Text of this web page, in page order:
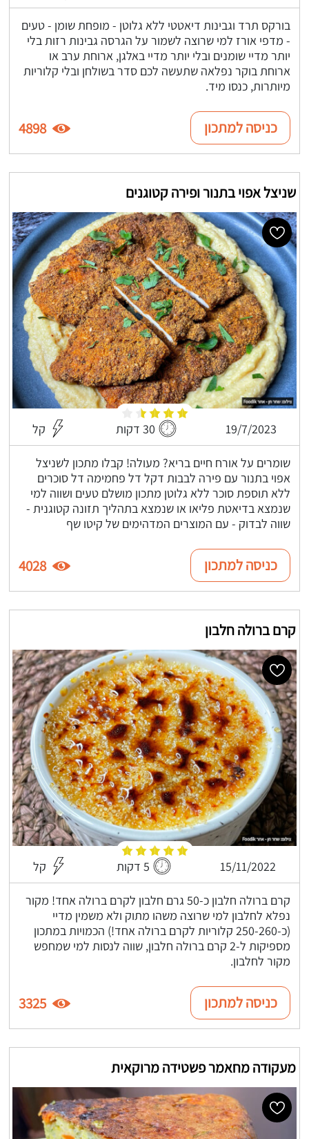
בורקס תרד וגבינות דיאטטי ללא גלוטן - מופחת שומן - טעים
- מדפי אורז למי שרוצה לשמור על הגרסה גבינות רזות בלי
יותר מדיי שומנים ובלי יותר מדיי באלגן, ארוחת ערב או
ארוחת בוקר נפלאה שתעשה לכם סדר בשולחן ובלי קלוריות
מיותרות, כנסו מיד.
כניסה למתכון 4898
שניצל אפוי בתנור ופירה קטוגנים
19/7/2023 30 דקות קל
שומרים על אורח חיים בריא? מעולה! קבלו מתכון לשניצל
אפוי בתנור עם פירה לבבות דקל דל פחמימה דל סוכרים
ללא תוספת סוכר ללא גלוטן מתכון מושלם טעים ושווה למי
שנמצא בדיאטת פליאו או שנמצא בתהליך תזונה קטוגנית -
שווה לבדוק - עם המוצרים המדהימים של קיטו שף
כניסה למתכון 4028
קרם ברולה חלבון
15/11/2022 5 דקות קל
קרם ברולה חלבון כ-50 גרם חלבון לקרם ברולה אחד! מקור
נפלא לחלבון למי שרוצה משהו מתוק ולא משמין מדיי
(כ-250-260 קלוריות לקרם ברולה אחד!) הכמויות במתכון
מספיקות ל-2 קרם ברולה חלבון, שווה לנסות למי שמחפש
מקור לחלבון.
כניסה למתכון 3325
מעקודה מחאמר פשטידה מרוקאית